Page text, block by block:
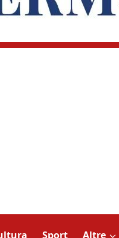
Sport Altre